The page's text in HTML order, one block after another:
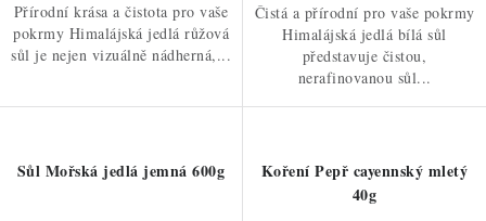
Přírodní krása a čistota pro vaše
pokrmy Himalájská jedlá růžová
sůl je nejen vizuálně nádherná,...
Čistá a přírodní pro vaše pokrmy
Himalájská jedlá bílá sůl
představuje čistou,
nerafinovanou sůl...
Sůl Mořská jedlá jemná 600g
Koření Pepř cayennský mletý
40g